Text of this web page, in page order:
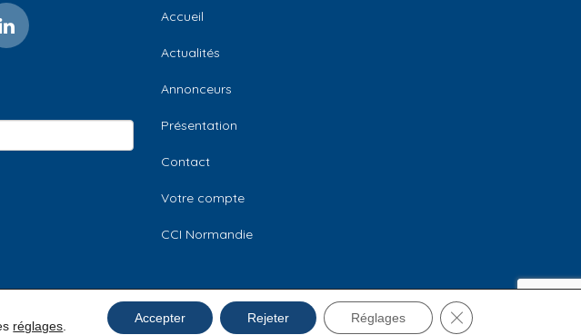
Accueil
Actualités
Annonceurs
Présentation
Contact
Votre compte
CCI Normandie
Mentions légales
réglages
Accepter Rejeter Réglages Fermer la bannière